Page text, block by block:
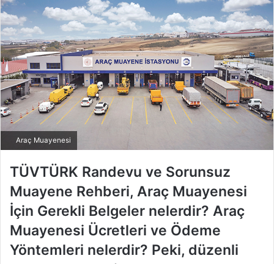
Araç Muayenesi
TÜVTÜRK Randevu ve Sorunsuz
Muayene Rehberi, Araç Muayenesi
İçin Gerekli Belgeler nelerdir? Araç
Muayenesi Ücretleri ve Ödeme
Yöntemleri nelerdir? Peki, düzenli